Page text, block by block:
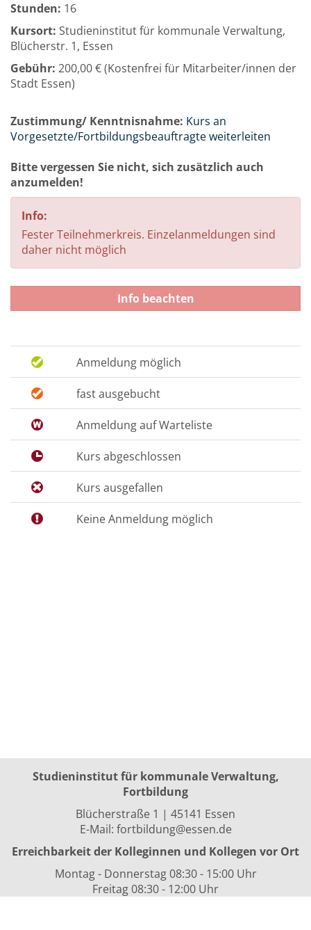
Stunden: 16
Kursort: Studieninstitut für kommunale Verwaltung,
Blücherstr. 1, Essen
Gebühr: 200,00 € (Kostenfrei für Mitarbeiter/innen der
Stadt Essen)
Zustimmung/ Kenntnisnahme: Kurs an
Vorgesetzte/Fortbildungsbeauftragte weiterleiten
Bitte vergessen Sie nicht, sich zusätzlich auch
anzumelden!
Info:
Fester Teilnehmerkreis. Einzelanmeldungen sind
daher nicht möglich
Info beachten
Anmeldung möglich
fast ausgebucht
Anmeldung auf Warteliste
Kurs abgeschlossen
Kurs ausgefallen
Keine Anmeldung möglich
Studieninstitut für kommunale Verwaltung,
Fortbildung
Blücherstraße 1 | 45141 Essen
E-Mail: fortbildung@essen.de
Erreichbarkeit der Kolleginnen und Kollegen vor Ort
Montag - Donnerstag 08:30 - 15:00 Uhr
Freitag 08:30 - 12:00 Uhr